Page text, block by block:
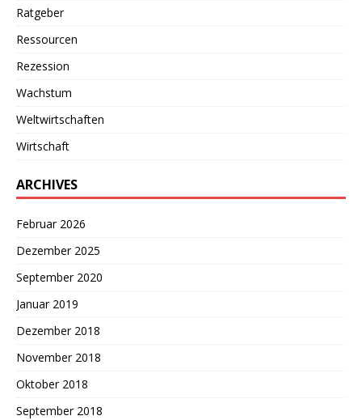
Ratgeber
Ressourcen
Rezession
Wachstum
Weltwirtschaften
Wirtschaft
ARCHIVES
Februar 2026
Dezember 2025
September 2020
Januar 2019
Dezember 2018
November 2018
Oktober 2018
September 2018